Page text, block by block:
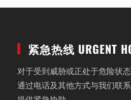
紧急热线 URGENT
对于受到威胁或正处于危险状
通过电话及其他方式与我们联